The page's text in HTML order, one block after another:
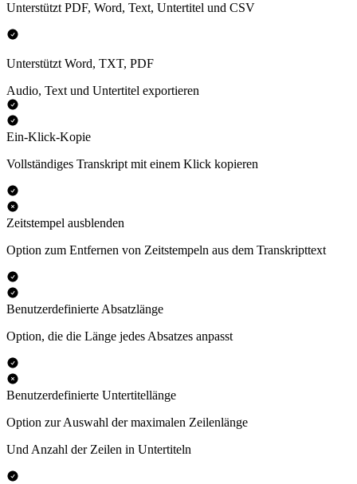
Unterstützt PDF, Word, Text, Untertitel und CSV
Unterstützt Word, TXT, PDF
Audio, Text und Untertitel exportieren
Ein-Klick-Kopie
Vollständiges Transkript mit einem Klick kopieren
Zeitstempel ausblenden
Option zum Entfernen von Zeitstempeln aus dem Transkripttext
Benutzerdefinierte Absatzlänge
Option, die die Länge jedes Absatzes anpasst
Benutzerdefinierte Untertitellänge
Option zur Auswahl der maximalen Zeilenlänge
Und Anzahl der Zeilen in Untertiteln